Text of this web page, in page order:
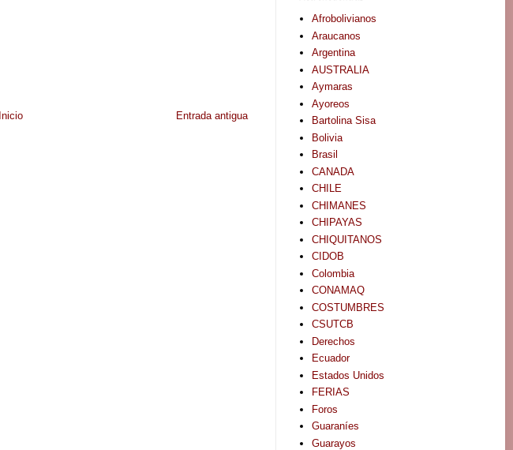
Entrada antigua
Inicio
Afrobolivianos
Araucanos
Argentina
AUSTRALIA
Aymaras
Ayoreos
Bartolina Sisa
Bolivia
Brasil
CANADA
CHILE
CHIMANES
CHIPAYAS
CHIQUITANOS
CIDOB
Colombia
CONAMAQ
COSTUMBRES
CSUTCB
Derechos
Ecuador
Estados Unidos
FERIAS
Foros
Guaraníes
Guarayos